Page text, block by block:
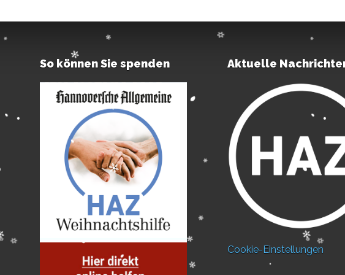
So können Sie spenden Aktuelle
Cookie-Einstellungen